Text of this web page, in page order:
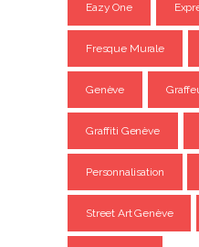
Eazy One
Fresque Murale
Genève
Graffiti Genève
Personnalisation
Street Art Genève